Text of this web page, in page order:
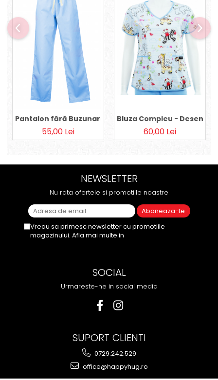
Pantalon fără Buzunare - Bleu 36
55,00 Lei
Bluza Compleu - Desene
60,00 Lei
NEWSLETTER
Nu rata ofertele si promotiile noastre
Vreau sa primesc newsletter cu promotiile
magazinului. Afla mai multe in
SOCIAL
Urmareste-ne in social media
SUPORT CLIENTI
0729.242.529
office@happyhug.ro